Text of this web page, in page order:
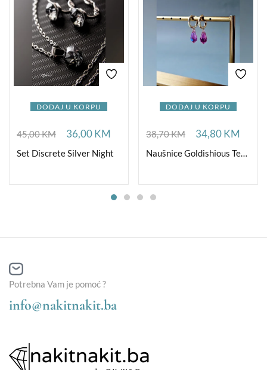
DODAJ U KORPU
45,00KM 36,00KM
Set Discrete Silver Night
DODAJ U KORPU
38,70KM 34,80KM
Naušnice Goldishious TearDrop
Potrebna Vam je pomoć ?
info@nakitnakit.ba